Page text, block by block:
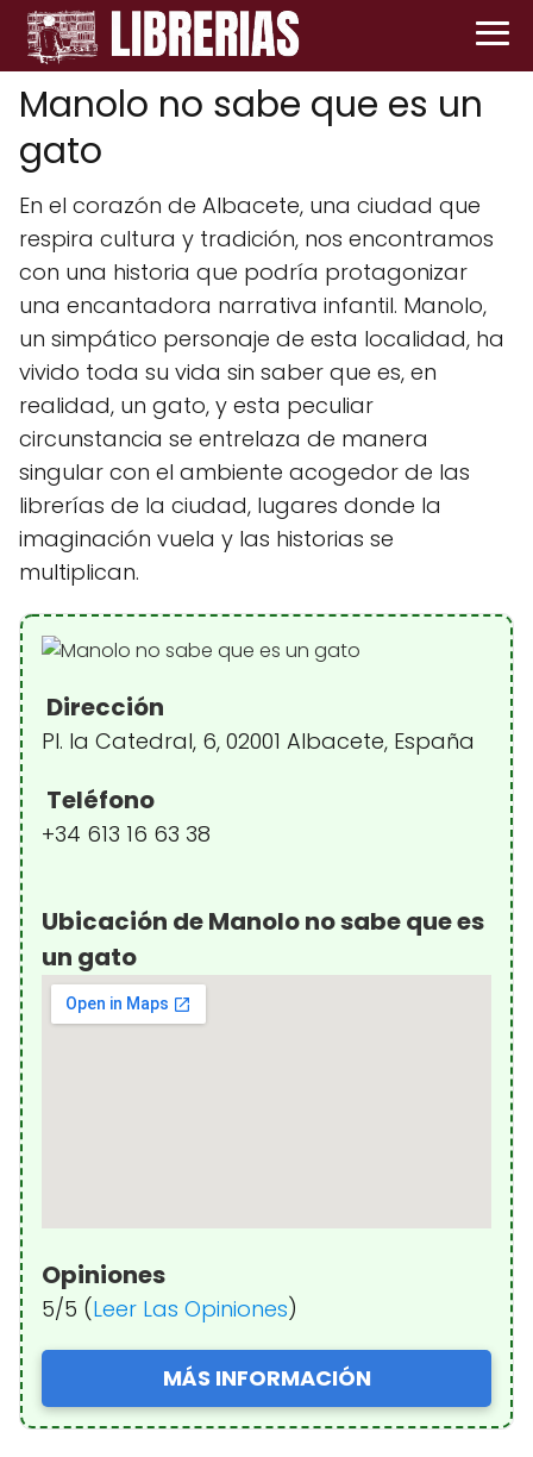
Manolo no sabe que es un
gato
En el corazón de Albacete, una ciudad que
respira cultura y tradición, nos encontramos
con una historia que podría protagonizar
una encantadora narrativa infantil. Manolo,
un simpático personaje de esta localidad, ha
vivido toda su vida sin saber que es, en
realidad, un gato, y esta peculiar
circunstancia se entrelaza de manera
singular con el ambiente acogedor de las
librerías de la ciudad, lugares donde la
imaginación vuela y las historias se
multiplican.
Dirección
Pl. la Catedral, 6, 02001 Albacete, España
Teléfono
+34 613 16 63 38
Ubicación de Manolo no sabe que es
un gato
Opiniones
5/5 (Leer Las Opiniones)
MÁS INFORMACIÓN